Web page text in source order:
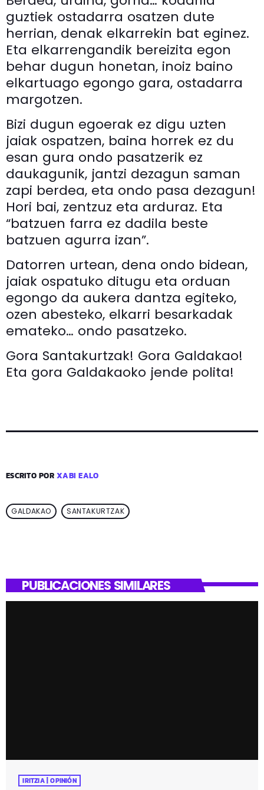
guztiek ostadarra osatzen dute
herrian, denak elkarrekin bat eginez.
Eta elkarrengandik bereizita egon
behar dugun honetan, inoiz baino
elkartuago egongo gara, ostadarra
margotzen.
Bizi dugun egoerak ez digu uzten
jaiak ospatzen, baina horrek ez du
esan gura ondo pasatzerik ez
daukagunik, jantzi dezagun saman
zapi berdea, eta ondo pasa dezagun!
Hori bai, zentzuz eta arduraz. Eta
“batzuen farra ez dadila beste
batzuen agurra izan”.
Datorren urtean, dena ondo bidean,
jaiak ospatuko ditugu eta orduan
egongo da aukera dantza egiteko,
ozen abesteko, elkarri besarkadak
emateko… ondo pasatzeko.
Gora Santakurtzak! Gora Galdakao!
Eta gora Galdakaoko jende polita!
ESCRITO PORXABI EALO
GALDAKAO SANTAKURTZAK
PUBLICACIONES SIMILARES
IRITZIA | OPINIÓN